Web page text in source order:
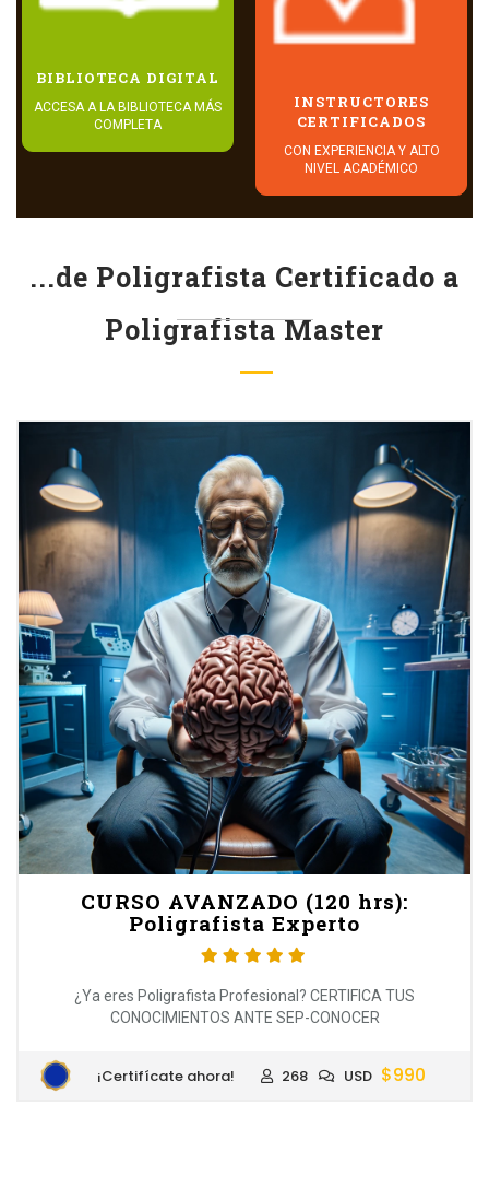
BIBLIOTECA DIGITAL
ACCESA A LA BIBLIOTECA MÁS
COMPLETA
INSTRUCTORES
CERTIFICADOS
CON EXPERIENCIA Y ALTO
NIVEL ACADÉMICO
...de Poligrafista Certificado a
Poligrafista Master
CURSO AVANZADO (120 hrs):
Poligrafista Experto
¿Ya eres Poligrafista Profesional? CERTIFICA TUS
CONOCIMIENTOS ANTE SEP-CONOCER
¡Certifícate ahora! 268 USD $990